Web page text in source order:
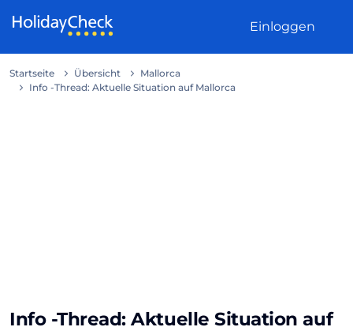
Einloggen
Startseite Übersicht
Mallorca
Info -Thread: Aktuelle Situation auf Mallorca
Info -Thread: Aktuelle Situation auf